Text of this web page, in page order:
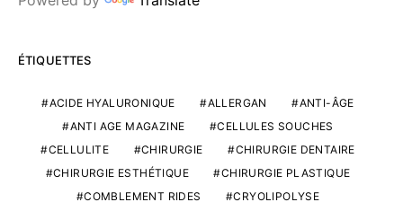
ÉTIQUETTES
ACIDE HYALURONIQUE ALLERGAN
ANTI-ÂGE
ANTI AGE MAGAZINE
CELLULES SOUCHES
CELLULITE
CHIRURGIE
CHIRURGIE DENTAIRE
CHIRURGIE ESTHÉTIQUE
CHIRURGIE PLASTIQUE
COMBLEMENT RIDES
CRYOLIPOLYSE